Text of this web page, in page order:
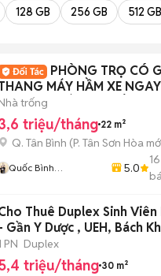
128 GB 256 GB 512 GB
PHÒNG TRỌ CÓ
MÁY HẦM XE
HAI GIÁ SINH VIÊN
trống
triệu/tháng 22 m²
Q. Tân Bình (P. Tân Sơn Hòa
Quốc Bình
5.0
16
Thuê Duplex Sinh Viên
Gần Y Dược , UEH, Bách
PN Duplex
triệu/tháng 30 m²